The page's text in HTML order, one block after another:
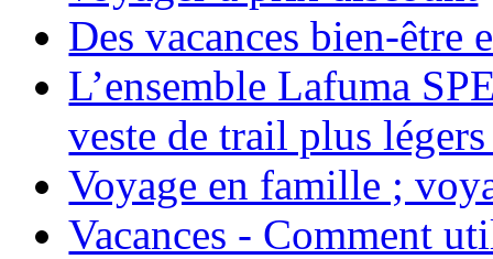
Des vacances bien-être
L’ensemble Lafuma
veste de trail plus
Voyage en famille ;
Vacances - Comment